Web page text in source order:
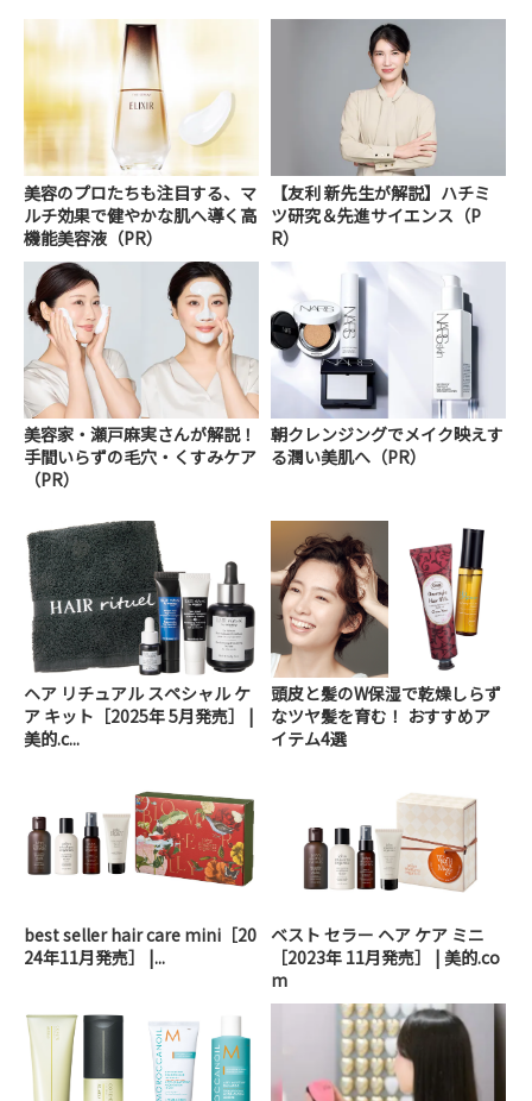
美容のプロたちも注目する、マ
ルチ効果で健やかな肌へ導く高
機能美容液（PR）
【友利 新先生が解説】ハチミ
ツ研究＆先進サイエンス（P
R）
美容家・瀬戸麻実さんが解説！
手間いらずの毛穴・くすみケア
（PR）
朝クレンジングでメイク映えす
る潤い美肌へ（PR）
ヘア リチュアル スペシャル ケ
ア キット［2025年 5月発売］ |
美的.c...
頭皮と髪のW保湿で乾燥しらず
なツヤ髪を育む！ おすすめア
イテム4選
best seller hair care mini［20
24年11月発売］ |...
ベスト セラー ヘア ケア ミニ
［2023年 11月発売］ | 美的.co
m